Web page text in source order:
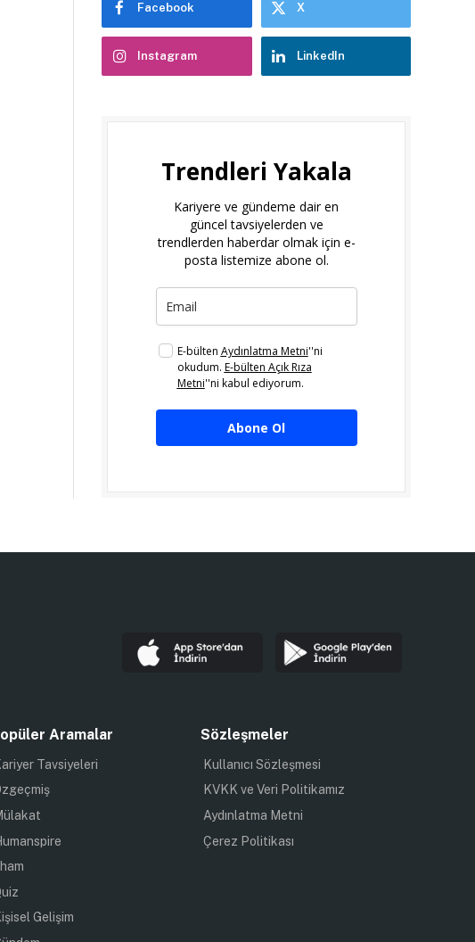
Facebook X
Instagram LinkedIn
Trendleri Yakala
Kariyere ve gündeme dair en
güncel tavsiyelerden ve
trendlerden haberdar olmak için e-
posta listemize abone ol.
E-bülten Aydınlatma Metni''ni
okudum. E-bülten Açık Rıza
Metni''ni kabul ediyorum.
Abone Ol
Aramalar
Tavsiyeleri
Gelişim
Sözleşmeler
Kullanıcı Sözleşmesi
KVKK ve Veri Politikamız
Aydınlatma Metni
Çerez Politikası